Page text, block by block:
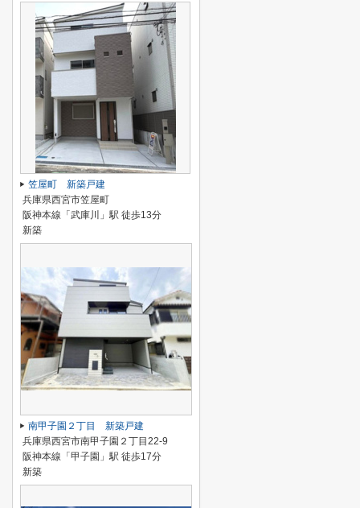
笠屋町 新築戸建
兵庫県西宮市笠屋町
阪神本線「武庫川」駅 徒歩13分
新築
南甲子園２丁目 新築戸建
兵庫県西宮市南甲子園２丁目22-9
阪神本線「甲子園」駅 徒歩17分
新築